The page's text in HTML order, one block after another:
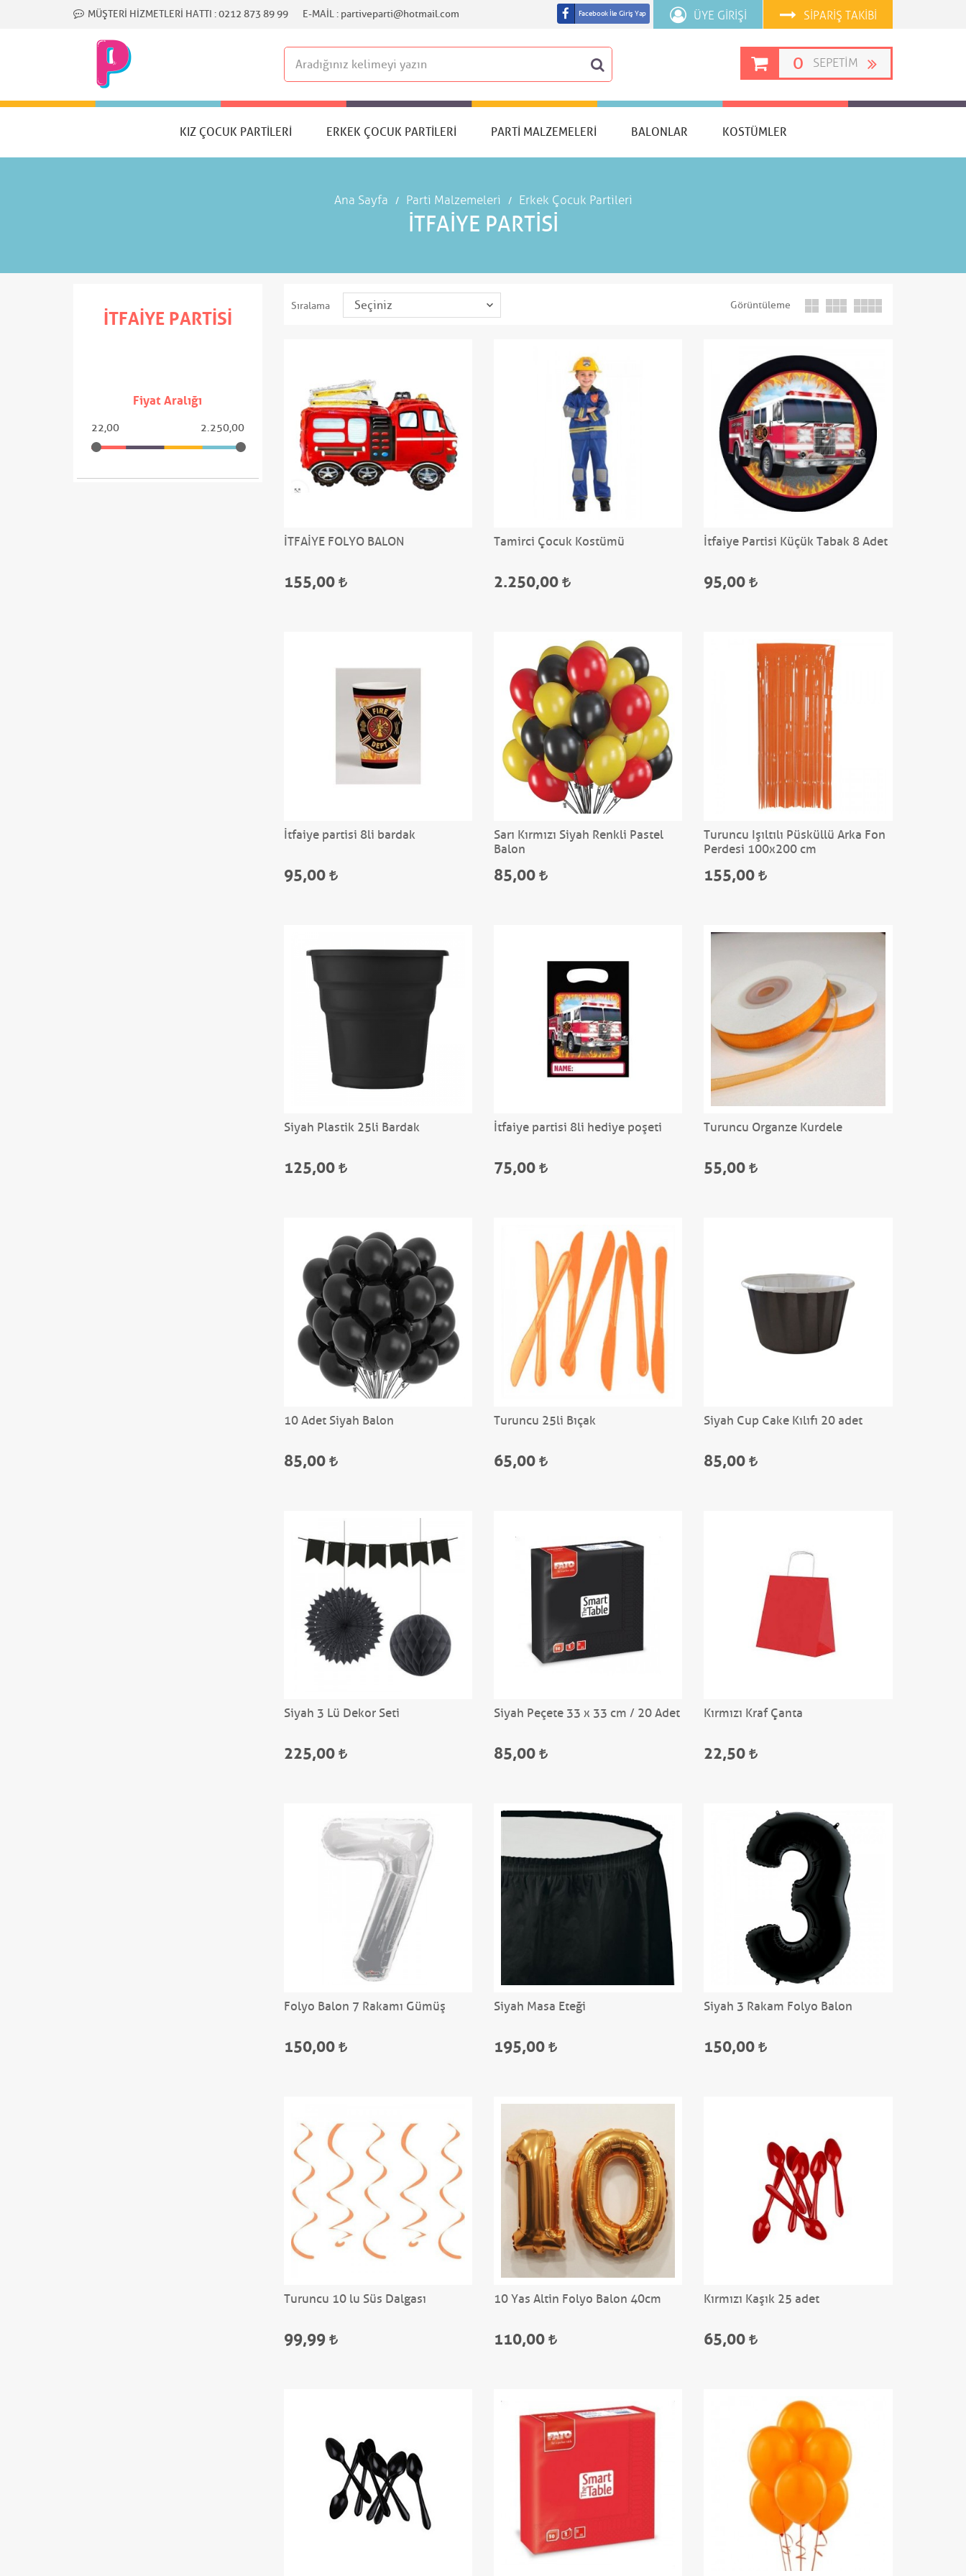
MÜŞTERI HIZMETLERI HATTI :0212 873 89 99 E-MAIL : partiveparti@hotmail.com SIPARIŞ TAKIBI
ÜYE GIRIŞI
Facebook İle Giriş Yap
0 SEPETIM
KIZ ÇOCUK PARTILERI ERKEK ÇOCUK PARTILERI PARTI MALZEMELERI BALONLAR KOSTÜMLER
Ana Sayfa Parti Malzemeleri Erkek Çocuk Partileri
İTFAIYE PARTISI
İTFAIYE PARTISI
Fiyat Aralığı
22,00 2.250,00
Sıralama Görüntüleme
İTFAİYE FOLYO BALON
155,00
Tamirci Çocuk Kostümü
2.250,00
İtfaiye Partisi Küçük Tabak 8 Adet
95,00
İtfaiye partisi 8li bardak
95,00
Sarı Kırmızı Siyah Renkli Pastel
Balon
85,00
Turuncu Işıltılı Püsküllü Arka Fon
Perdesi 100x200 cm
155,00
Siyah Plastik 25li Bardak
125,00
İtfaiye partisi 8li hediye poşeti
75,00
Turuncu Organze Kurdele
55,00
10 Adet Siyah Balon
85,00
Turuncu 25li Bıçak
65,00
Siyah Cup Cake Kılıfı 20 adet
85,00
Siyah 3 Lü Dekor Seti
225,00
Siyah Peçete 33 x 33 cm / 20 Adet
85,00
Kırmızı Kraf Çanta
22,50
Folyo Balon 7 Rakamı Gümüş
150,00
Siyah Masa Eteği
195,00
Siyah 3 Rakam Folyo Balon
150,00
Turuncu 10 lu Süs Dalgası
99,99
10 Yas Altin Folyo Balon 40cm
110,00
Kırmızı Kaşık 25 adet
65,00